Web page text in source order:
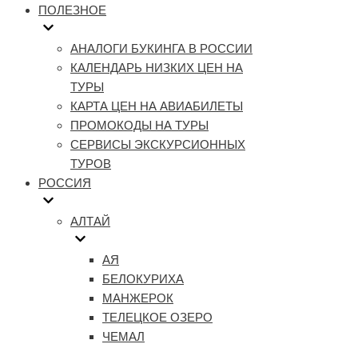
ПОЛЕЗНОЕ
АНАЛОГИ БУКИНГА В РОССИИ
КАЛЕНДАРЬ НИЗКИХ ЦЕН НА
ТУРЫ
КАРТА ЦЕН НА АВИАБИЛЕТЫ
ПРОМОКОДЫ НА ТУРЫ
СЕРВИСЫ ЭКСКУРСИОННЫХ
ТУРОВ
РОССИЯ
АЛТАЙ
АЯ
БЕЛОКУРИХА
МАНЖЕРОК
ТЕЛЕЦКОЕ ОЗЕРО
ЧЕМАЛ